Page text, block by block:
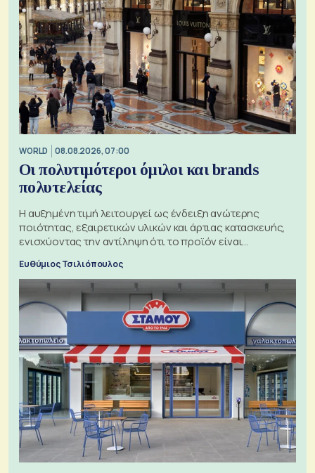
WORLD 08.08.2026, 07:00
Οι πολυτιμότεροι όμιλοι και brands
πολυτελείας
Η αυξημένη τιμή λειτουργεί ως ένδειξη ανώτερης
ποιότητας, εξαιρετικών υλικών και άρτιας κατασκευής,
ενισχύοντας την αντίληψη ότι το προϊόν είναι
Ευθύμιος Τσιλιόπουλος